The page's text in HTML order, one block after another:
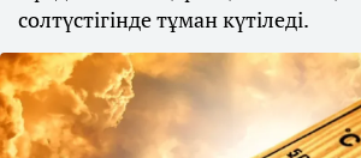
солтүстігінде тұман күтіледі.